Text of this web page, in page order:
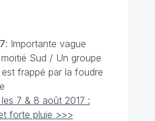
: Importante vague
Sud / Un groupe
frappé par la foudre
7 & 8 août 2017 :
forte pluie >>>